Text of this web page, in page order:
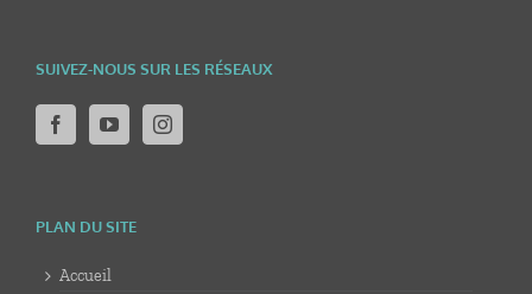
SUIVEZ-NOUS SUR LES RÉSEAUX
PLAN DU SITE
Accueil